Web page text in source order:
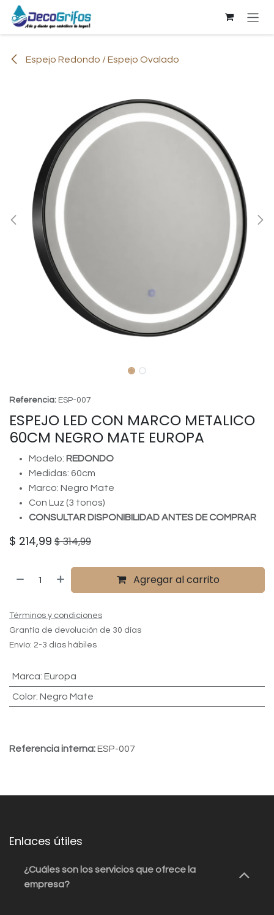
Ir al contenido
Espejo Redondo / Espejo Ovalado
Referencia: ESP-007
ESPEJO LED CON MARCO METALICO
60CM NEGRO MATE EUROPA
Modelo: REDONDO
Medidas: 60cm
Marco: Negro Mate
Con Luz (3 tonos)
CONSULTAR DISPONIBILIDAD ANTES DE COMPRAR
$ 214,99 $314,99
Agregar al carrito
Términos y condiciones
Grantía de devolución de 30 días
Envío: 2-3 días hábiles
Marca: Europa
Color: Negro Mate
Referencia interna:ESP-007
Enlaces útiles
¿Cuáles son los servicios que ofrece la
empresa?